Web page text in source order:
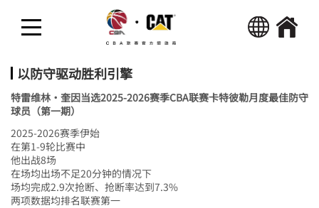
热点新闻
精彩视频
活动
回首页
以防守驱动胜利引擎
特雷维林·奎因当选2025-2026赛季CBA联赛卡特彼勒月度最佳防守
球员（第一期）
2025-2026赛季伊始
在第1-9轮比赛中
他出战8场
在场均出场不足20分钟的情况下
场均完成2.9次抢断、抢断率达到7.3%
两项数据均排名联赛第一